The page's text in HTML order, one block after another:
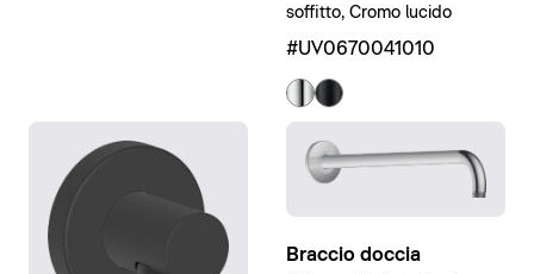
soffitto, Cromo lucido
#UV0670041010
Braccio doccia